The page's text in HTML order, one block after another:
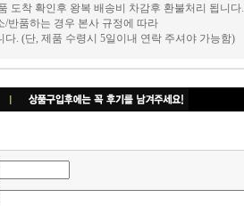
도착 확인후 왕복 배송비 차감후 환불처리 됩니다.
반품하는 경우 본사 규정에 따라
다. (단, 제품 수령시 5일이내 연락 주셔야 가능함)